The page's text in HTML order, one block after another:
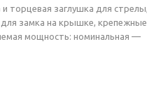
заглушка для стрелы,
замка на крышке, крепежные
мощность: номинальная —